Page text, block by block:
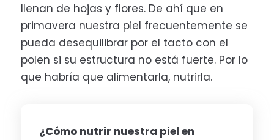
llenan de hojas y flores. De ahí que en
primavera nuestra piel frecuentemente se
pueda desequilibrar por el tacto con el
polen si su estructura no está fuerte. Por lo
que habría que alimentarla, nutrirla.
¿Cómo nutrir nuestra piel en